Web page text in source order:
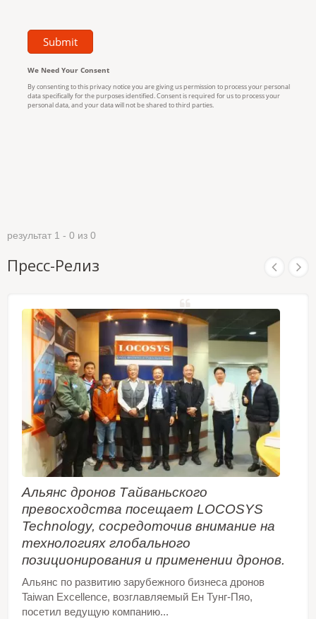
результат 1 - 0 из 0
Пресс-Релиз
Альянс дронов Тайваньского
превосходства посещает LOCOSYS
Technology, сосредоточив внимание на
технологиях глобального
позиционирования и применении дронов.
Альянс по развитию зарубежного бизнеса дронов
Taiwan Excellence, возглавляемый Ен Тунг-Пяо,
посетил ведущую компанию...